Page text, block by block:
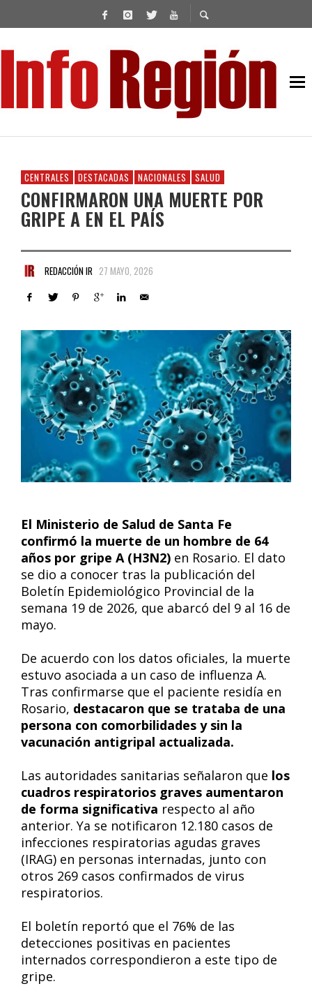
CENTRALES DESTACADAS NACIONALES SALUD
CONFIRMARON UNA MUERTE POR
GRIPE A EN EL PAÍS
REDACCIÓN IR 27 MAYO, 2026
El Ministerio de Salud de Santa Fe
confirmó la muerte de un hombre de 64
años por gripe A (H3N2) en Rosario. El dato
se dio a conocer tras la publicación del
Boletín Epidemiológico Provincial de la
semana 19 de 2026, que abarcó del 9 al 16 de
mayo.
De acuerdo con los datos oficiales, la muerte
estuvo asociada a un caso de influenza A.
Tras confirmarse que el paciente residía en
Rosario, destacaron que se trataba de una
persona con comorbilidades y sin la
vacunación antigripal actualizada.
Las autoridades sanitarias señalaron que los
cuadros respiratorios graves aumentaron
de forma significativa respecto al año
anterior. Ya se notificaron 12.180 casos de
infecciones respiratorias agudas graves
(IRAG) en personas internadas, junto con
otros 269 casos confirmados de virus
respiratorios.
El boletín reportó que el 76% de las
detecciones positivas en pacientes
internados correspondieron a este tipo de
gripe.